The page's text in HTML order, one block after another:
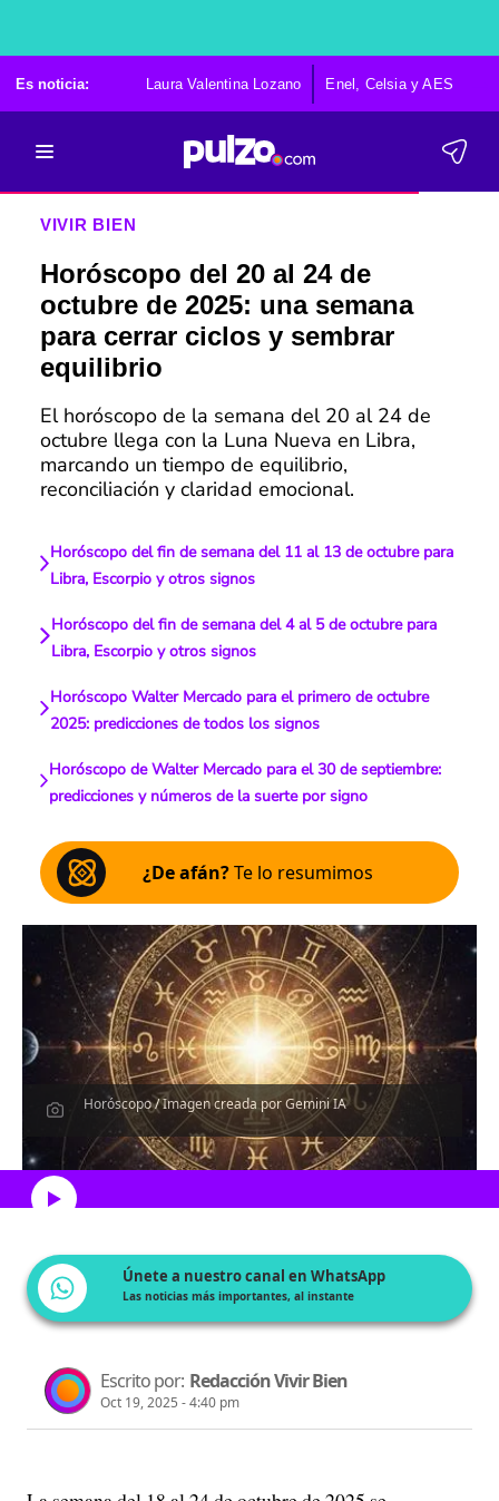
Es noticia: Laura Valentina Lozano Enel, Celsia y AES
VIVIR BIEN
Horóscopo del 20 al 24 de
octubre de 2025: una semana
para cerrar ciclos y sembrar
equilibrio
El horóscopo de la semana del 20 al 24 de
octubre llega con la Luna Nueva en Libra,
marcando un tiempo de equilibrio,
reconciliación y claridad emocional.
Horóscopo del fin de semana del 11 al 13 de octubre para
Libra, Escorpio y otros signos
Horóscopo del fin de semana del 4 al 5 de octubre para
Libra, Escorpio y otros signos
Horóscopo Walter Mercado para el primero de octubre
2025: predicciones de todos los signos
Horóscopo de Walter Mercado para el 30 de septiembre:
predicciones y números de la suerte por signo
¿De afán?Te lo resumimos
Horóscopo / Imagen creada por Gemini IA
Escucha el artículo
Únete a nuestro canal en WhatsApp
Las noticias más importantes, al instante
Escrito por: Redacción Vivir Bien
Oct 19, 2025 - 4:40 pm